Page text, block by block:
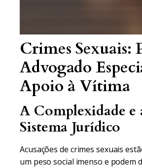
Crimes Sexuais:
Advogado
Apoio à Vítima
A Complexidade e
Sistema Jurídico
Acusações de crimes sexuais
um peso social imenso e podem